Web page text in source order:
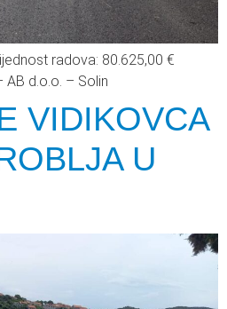
radova: 80.625,00 €
AB d.o.o. – Solin
VIDIKOVCA
U